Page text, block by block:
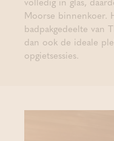
Moorse binnenkoer.
badpakgedeelte van
dan ook de ideale
opgietsessies.